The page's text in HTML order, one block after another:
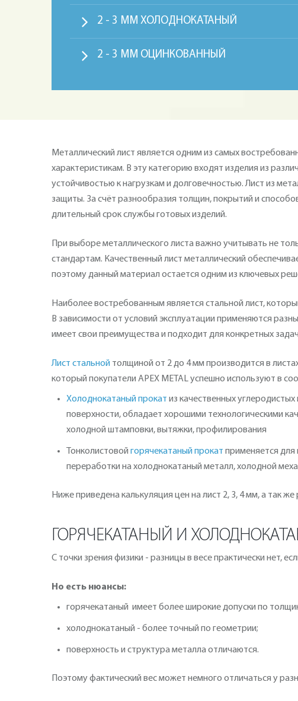
2 - 3 ММ ХОЛОДНОКАТАНЫЙ
2 - 3 ММ ОЦИНКОВАННЫЙ
Металлический лист является одним из самых
характеристикам. В эту категорию входят изделия из
устойчивостью к нагрузкам и долговечностью. Лист из
защиты. За счёт разнообразия толщин, покрытий и
длительный срок службы готовых изделий.
При выборе металлического листа важно учитывать не
стандартам. Качественный лист металлический
поэтому данный материал остается одним из ключевых
Наиболее востребованным является стальной лист,
В зависимости от условий эксплуатации применяются
имеет свои преимущества и подходит для конкретных
Лист стальной толщиной от 2 до 4 мм производится в
который покупатели АРЕХ METAL успешно используют в
Холоднокатаный прокат из качественных
поверхности, обладает хорошими технологическими
холодной штамповки, вытяжки, профилирования
Тонколистовой горячекатаный прокат применяется для
переработки на холоднокатаный металл, холодной
Ниже приведена калькуляция цен на лист 2, 3, 4 мм, а так
ГОРЯЧЕКАТАНЫЙ И
С точки зрения физики - разницы в весе практически нет,
Но есть нюансы:
горячекатаный имеет более широкие допуски по
холоднокатаный - более точный по геометрии;
поверхность и структура металла отличаются.
Поэтому фактический вес может немного отличаться у